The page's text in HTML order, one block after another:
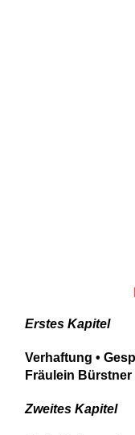
Erstes Kapitel
Verhaftung •
Fräulein Bürstner
Zweites Kapitel